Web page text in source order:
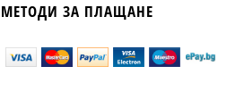
МЕТОДИ ЗА ПЛАЩАНЕ